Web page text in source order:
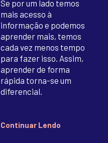
Se por um lado temos
mais acesso à
informação e podemos
aprender mais, temos
cada vez menos tempo
para fazer isso. Assim,
aprender de forma
rápida torna-se um
diferencial.
Continuar Lendo